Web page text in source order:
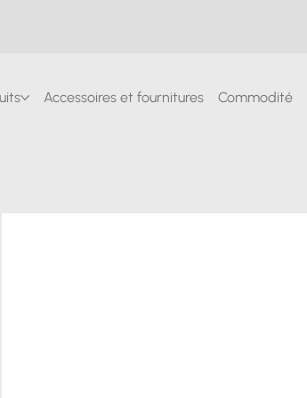
Accessoires et fournitures Commodité